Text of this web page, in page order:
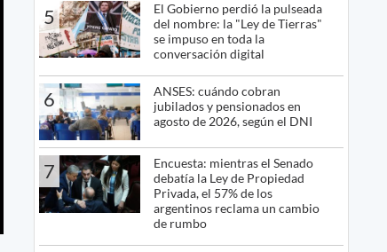
5
El Gobierno perdió la pulseada
del nombre: la "Ley de Tierras"
se impuso en toda la
conversación digital
6
ANSES: cuándo cobran
jubilados y pensionados en
agosto de 2026, según el DNI
7
Encuesta: mientras el Senado
debatía la Ley de Propiedad
Privada, el 57% de los
argentinos reclama un cambio
de rumbo